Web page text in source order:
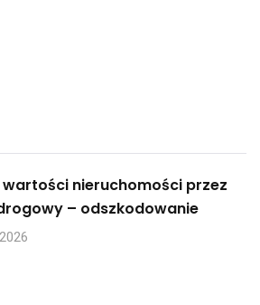
nieruchomości przez
– odszkodowanie